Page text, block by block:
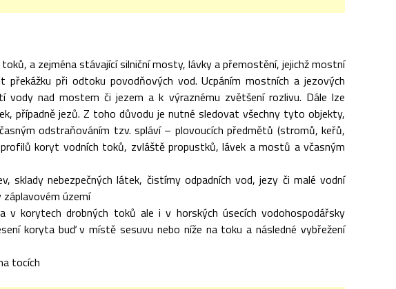
a zejména stávající silniční mosty, lávky a přemostění, jejichž mostní
při odtoku povodňových vod. Ucpáním mostních a jezových
vody nad mostem či jezem a k výraznému zvětšení rozlivu. Dále lze
případně jezů. Z toho důvodu je nutné sledovat všechny tyto objekty,
odstraňováním tzv. spláví – plovoucích předmětů (stromů, keřů,
koryt vodních toků, zvláště propustků, lávek a mostů a včasným
sklady nebezpečných látek, čistírny odpadních vod, jezy či malé vodní
území
v korytech drobných toků ale i v horských úsecích vodohospodářsky
koryta buď v místě sesuvu nebo níže na toku a následné vybřežení
tocích